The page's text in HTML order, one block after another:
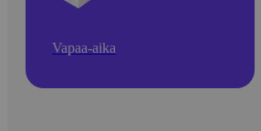
Vapaa-aika